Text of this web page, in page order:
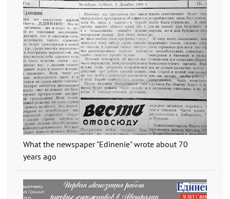
What the newspaper "Edinenie" wrote about 70
years ago